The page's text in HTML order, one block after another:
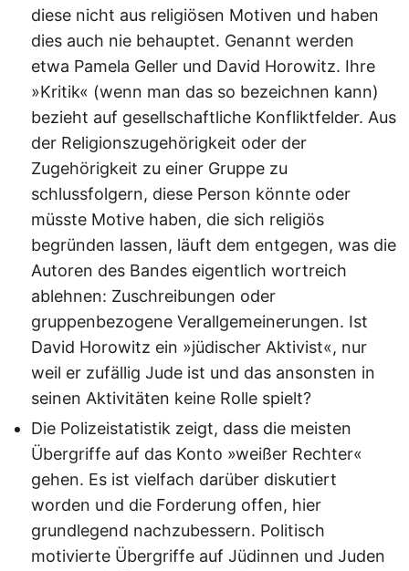
diese nicht aus religiösen Motiven und haben
dies auch nie behauptet. Genannt werden
etwa Pamela Geller und David Horowitz. Ihre
»Kritik« (wenn man das so bezeichnen kann)
bezieht auf gesellschaftliche Konfliktfelder. Aus
der Religionszugehörigkeit oder der
Zugehörigkeit zu einer Gruppe zu
schlussfolgern, diese Person könnte oder
müsste Motive haben, die sich religiös
begründen lassen, läuft dem entgegen, was die
Autoren des Bandes eigentlich wortreich
ablehnen: Zuschreibungen oder
gruppenbezogene Verallgemeinerungen. Ist
David Horowitz ein »jüdischer Aktivist«, nur
weil er zufällig Jude ist und das ansonsten in
seinen Aktivitäten keine Rolle spielt?
Die Polizeistatistik zeigt, dass die meisten
Übergriffe auf das Konto »weißer Rechter«
gehen. Es ist vielfach darüber diskutiert
worden und die Forderung offen, hier
grundlegend nachzubessern. Politisch
motivierte Übergriffe auf Jüdinnen und Juden